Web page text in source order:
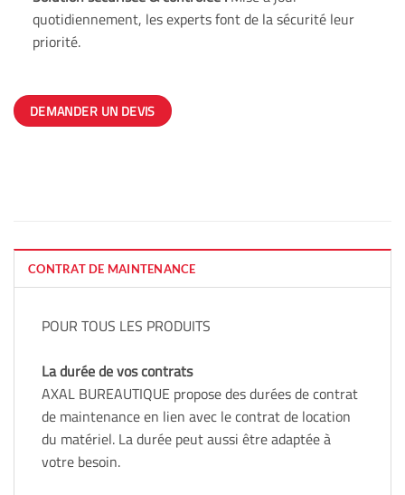
quotidiennement, les experts font de la sécurité leur
priorité.
DEMANDER UN DEVIS
CONTRAT DE MAINTENANCE
POUR TOUS LES PRODUITS
La durée de vos contrats
AXAL BUREAUTIQUE propose des durées de contrat
de maintenance en lien avec le contrat de location
du matériel. La durée peut aussi être adaptée à
votre besoin.